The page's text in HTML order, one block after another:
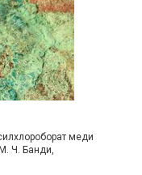
меди
Ч. Банди,